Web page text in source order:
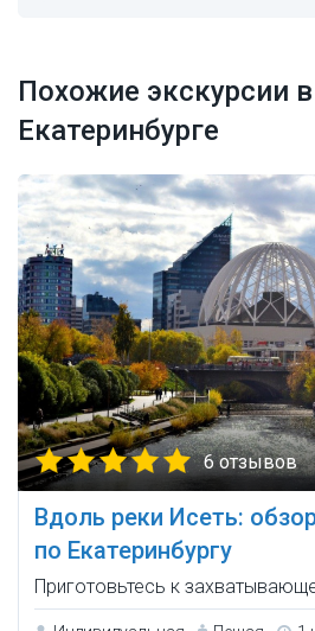
Похожие экскурсии в
Екатеринбурге
6 отзывов
Вдоль реки Исеть:
по Екатеринбургу
Приготовьтесь к